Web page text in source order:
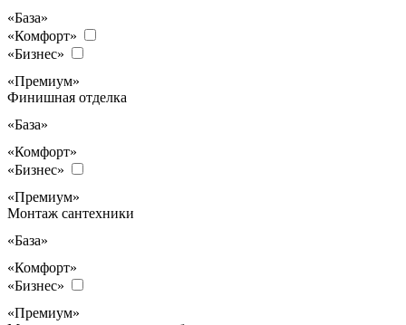
«База»
«Комфорт»
«Бизнес»
«Премиум»
Финишная отделка
«База»
«Комфорт»
«Бизнес»
«Премиум»
Монтаж сантехники
«База»
«Комфорт»
«Бизнес»
«Премиум»